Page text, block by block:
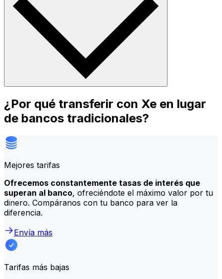
¿Por qué transferir con Xe en lugar
de bancos tradicionales?
Mejores tarifas
Ofrecemos constantemente tasas de interés que
superan al banco, ofreciéndote el máximo valor por tu
dinero. Compáranos con tu banco para ver la
diferencia.
Envía más
Tarifas más bajas